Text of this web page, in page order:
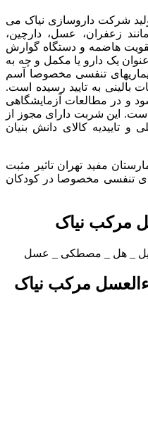
شرکت داروسازی نیاک می
زعفران، عسل، دارچین،
هاضمه و دستگاه گوارش
یک دارو یا مکمل و چه به
تنفسی مخصوصا آسم
بالینی به تایید رسیده است.
و در مطالعات آزمایشگاهی
این شربت دارای مجوز از
و تاییدیه کالای دانش بنیان
مفید تهران تاثیر مثبت
تنفسی مخصوصا در کودکان
مرکب نیاک
_ هل _ مصطکی _ عسل
مرکب نیاک